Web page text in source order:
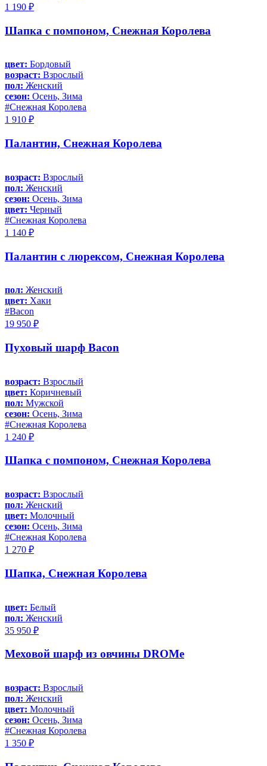
1 190 ₽
Шапка с помпоном, Снежная Королева
цвет: Бордовый
возраст: Взрослый
пол: Женский
сезон: Осень, Зима
#Снежная Королева
1 910 ₽
Палантин, Снежная Королева
возраст: Взрослый
пол: Женский
сезон: Осень, Зима
цвет: Черный
#Снежная Королева
1 140 ₽
Палантин с люрексом, Снежная Королева
пол: Женский
цвет: Хаки
#Bacon
19 950 ₽
Пуховый шарф Bacon
возраст: Взрослый
цвет: Коричневый
пол: Мужской
сезон: Осень, Зима
#Снежная Королева
1 240 ₽
Шапка с помпоном, Снежная Королева
возраст: Взрослый
пол: Женский
цвет: Молочный
сезон: Осень, Зима
#Снежная Королева
1 270 ₽
Шапка, Снежная Королева
цвет: Белый
пол: Женский
35 950 ₽
Меховой шарф из овчины DROMe
возраст: Взрослый
пол: Женский
цвет: Молочный
сезон: Осень, Зима
#Снежная Королева
1 350 ₽